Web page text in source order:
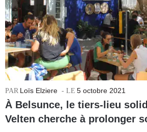
Loïs Elziere 5 octobre 2021
À Belsunce, le tiers-lieu
Velten cherche à prolonger